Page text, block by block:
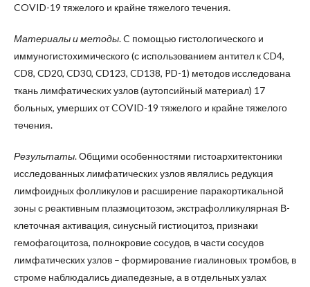
COVID-19 тяжелого и крайне тяжелого течения.
Материалы и методы. C помощью гистологического и
иммуногистохимического (с использованием антител к CD4,
CD8, CD20, CD30, CD123, CD138, PD-1) методов исследована
ткань лимфатических узлов (аутопсийный материал) 17
больных, умерших от COVID-19 тяжелого и крайне тяжелого
течения.
Результаты. Общими особенностями гистоархитектоники
исследованных лимфатических узлов являлись редукция
лимфоидных фолликулов и расширение паракортикальной
зоны с реактивным плазмоцитозом, экстрафолликулярная В-
клеточная активация, синусный гистиоцитоз, признаки
гемофагоцитоза, полнокровие сосудов, в части сосудов
лимфатических узлов – формирование гиалиновых тромбов, в
строме наблюдались диапедезные, а в отдельных узлах